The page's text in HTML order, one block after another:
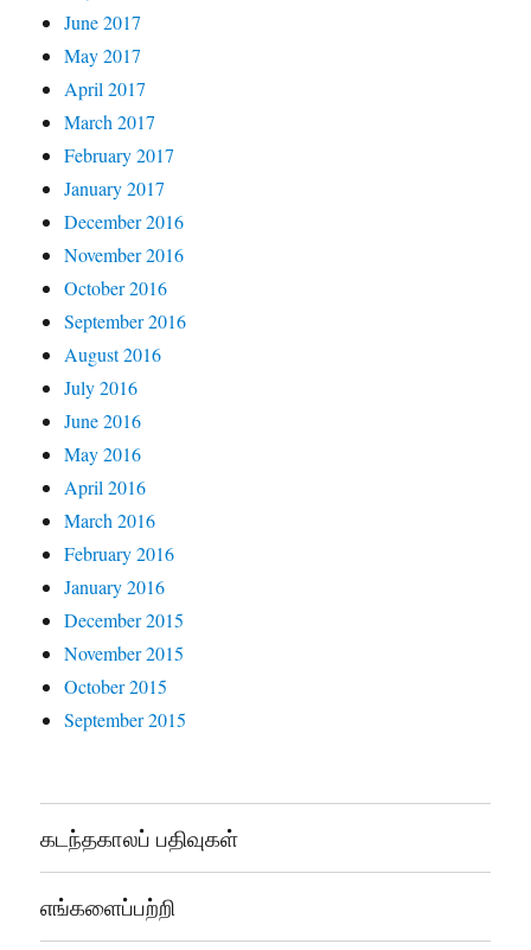
June 2017
May 2017
April 2017
March 2017
February 2017
January 2017
December 2016
November 2016
October 2016
September 2016
August 2016
July 2016
June 2016
May 2016
April 2016
March 2016
February 2016
January 2016
December 2015
November 2015
October 2015
September 2015
கடந்தகாலப் பதிவுகள்
எங்களைப்பற்றி